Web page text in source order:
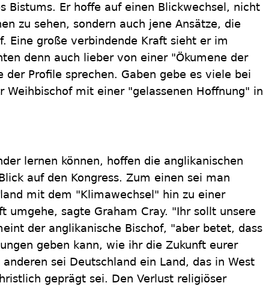
Bistums. Er hoffe auf einen Blickwechsel, nicht
zu sehen, sondern auch jene Ansätze, die
Eine große verbindende Kraft sieht er im
denn auch lieber von einer "Ökumene der
der Profile sprechen. Gaben gebe es viele bei
Weihbischof mit einer "gelassenen Hoffnung" in
lernen können, hoffen die anglikanischen
auf den Kongress. Zum einen sei man
mit dem "Klimawechsel" hin zu einer
umgehe, sagte Graham Cray. "Ihr sollt unsere
der anglikanische Bischof, "aber betet, dass
geben kann, wie ihr die Zukunft eurer
sei Deutschland ein Land, das in West
geprägt sei. Den Verlust religiöser